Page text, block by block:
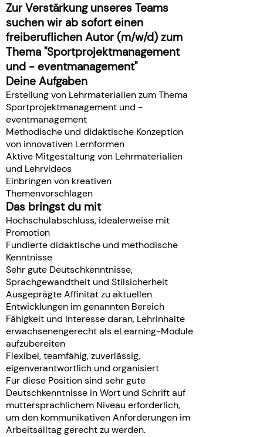
Zur Verstärkung unseres Teams
suchen wir ab sofort einen
freiberuflichen Autor (m/w/d) zum
Thema "Sportprojektmanagement
und - eventmanagement"
Deine Aufgaben
Erstellung von Lehrmaterialien zum Thema
Sportprojektmanagement und -
eventmanagement
Methodische und didaktische Konzeption
von innovativen Lernformen
Aktive Mitgestaltung von Lehrmaterialien
und Lehrvideos
Einbringen von kreativen
Themenvorschlägen
Das bringst du mit
Hochschulabschluss, idealerweise mit
Promotion
Fundierte didaktische und methodische
Kenntnisse
Sehr gute Deutschkenntnisse,
Sprachgewandtheit und Stilsicherheit
Ausgeprägte Affinität zu aktuellen
Entwicklungen im genannten Bereich
Fähigkeit und Interesse daran, Lehrinhalte
erwachsenengerecht als eLearning-Module
aufzubereiten
Flexibel, teamfähig, zuverlässig,
eigenverantwortlich und organisiert
Für diese Position sind sehr gute
Deutschkenntnisse in Wort und Schrift auf
muttersprachlichem Niveau erforderlich,
um den kommunikativen Anforderungen im
Arbeitsalltag gerecht zu werden.